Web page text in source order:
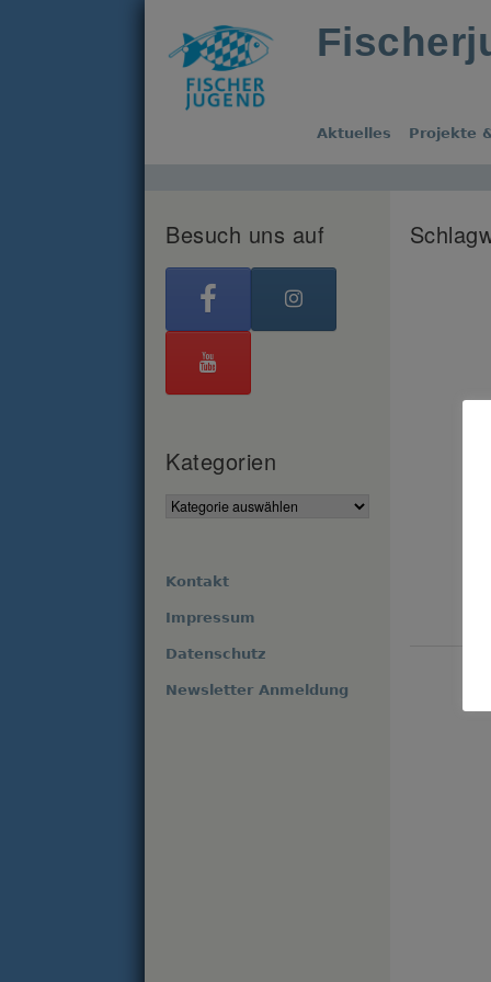
Aktuelles Projekte
Besuch uns auf
Kategorien
Kontakt
Impressum
Datenschutz
Newsletter Anmeldung